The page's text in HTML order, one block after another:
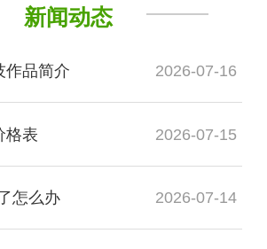
新闻动态
作品简介 2026-07-16
格表 2026-07-15
怎么办 2026-07-14